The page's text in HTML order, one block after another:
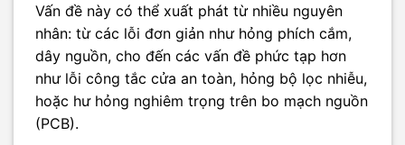
Vấn đề này có thể xuất phát từ nhiều nguyên
nhân: từ các lỗi đơn giản như hỏng phích cắm,
dây nguồn, cho đến các vấn đề phức tạp hơn
như lỗi công tắc cửa an toàn, hỏng bộ lọc nhiễu,
hoặc hư hỏng nghiêm trọng trên bo mạch nguồn
(PCB).